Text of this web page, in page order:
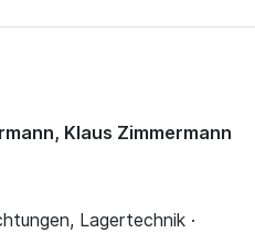
Klaus Zimmermann
Lagertechnik ·